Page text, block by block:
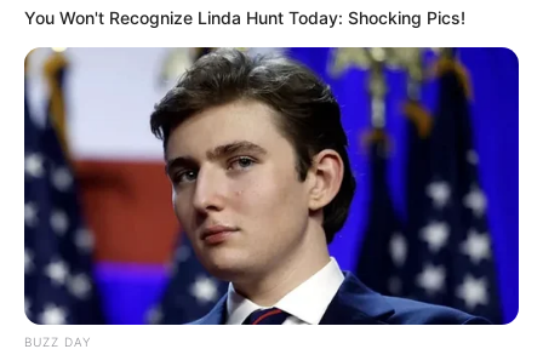
You Won't Recognize Linda Hunt Today: Shocking Pics!
BUZZ DAY